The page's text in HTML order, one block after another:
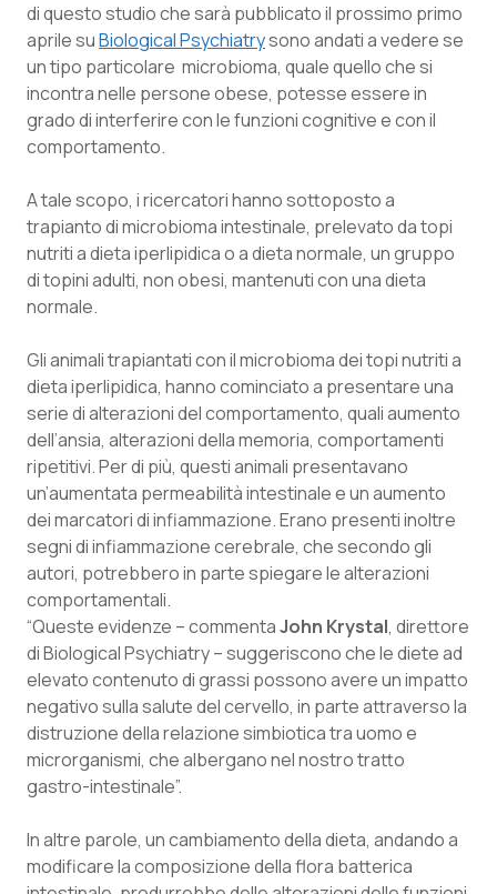
Provincia Autonoma di Bolzano
Provincia Autonoma di Trento
Puglia
Sardegna
Sicilia
Umbria
Valle D’Aosta
Veneto
Infezioni & Febbre
Ipertensione & Scompenso
Malattie rare
Malattia di Crohn & Rettocolite Ulcerosa
Neuroscienze & patologie neurodegenerative
Oftalmologia
Oncodermatologia
Oncoematologia
Oncologia & Nutrizione
Psoriasi & pelle
Quotidiano Cardiologia
Quotidiano Chirurgia
Quotidiano Oncologia
Quotidiano Pediatria
di questo studio che sarà pubblicato il prossimo primo
aprile suBiological Psychiatrysono andati a vedere se
un tipo particolare microbioma, quale quello che si
incontra nelle persone obese, potesse essere in
grado di interferire con le funzioni cognitive e con il
comportamento.
A tale scopo, i ricercatori hanno sottoposto a
trapianto di microbioma intestinale, prelevato da topi
nutriti a dieta iperlipidica o a dieta normale, un gruppo
di topini adulti, non obesi, mantenuti con una dieta
normale.
Gli animali trapiantati con il microbioma dei topi nutriti a
dieta iperlipidica, hanno cominciato a presentare una
serie di alterazioni del comportamento, quali aumento
dell’ansia, alterazioni della memoria, comportamenti
ripetitivi. Per di più, questi animali presentavano
un’aumentata permeabilità intestinale e un aumento
dei marcatori di infiammazione. Erano presenti inoltre
segni di infiammazione cerebrale, che secondo gli
autori, potrebbero in parte spiegare le alterazioni
comportamentali.
“Queste evidenze – commentaJohn Krystal, direttore
diBiological Psychiatry– suggeriscono che le diete ad
elevato contenuto di grassi possono avere un impatto
negativo sulla salute del cervello, in parte attraverso la
distruzione della relazione simbiotica tra uomo e
microrganismi, che albergano nel nostro tratto
gastro-intestinale”.
In altre parole, un cambiamento della dieta, andando a
modificare la composizione della flora batterica